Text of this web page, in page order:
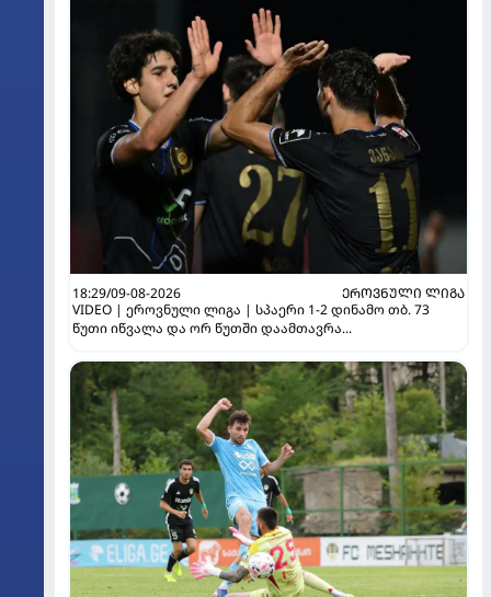
18:29/09-08-2026
ᲔᲠᲝᲕᲜᲣᲚᲘ ᲚᲘᲒᲐ
VIDEO | ეროვნული ლიგა | სპაერი 1-2 დინამო თბ. 73
წუთი იწვალა და ორ წუთში დაამთავრა...